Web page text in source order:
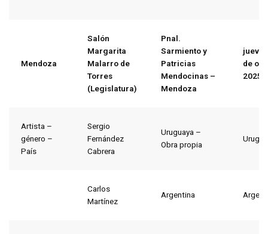
Mendoza
Salón
Margarita
Malarro de
Torres
(Legislatura)
Pnal.
Sarmiento y
Patricias
Mendocinas –
Mendoza
de
2025
Artista –
género –
País
Sergio
Fernández
Cabrera
Uruguaya –
Obra propia
Carlos
Martínez
Argentina